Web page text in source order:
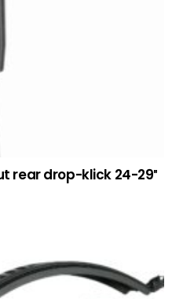
rear drop-klick 24-29″